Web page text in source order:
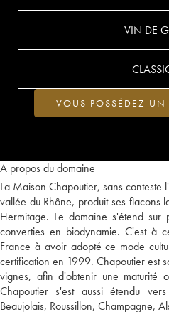
A propos du domaine
La Maison Chapoutier, sans conteste
vallée du Rhône, produit ses flacons
Hermitage. Le domaine s'étend
converties en biodynamie. C'est à
France à avoir adopté ce mode
certification en 1999. Chapoutier est
vignes, afin d'obtenir une maturité
Chapoutier s'est aussi étendu
Beaujolais, Roussillon, Champagne,
VIN DE
VOUS POSSÉDEZ